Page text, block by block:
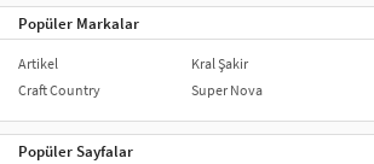
bir etki yaratır. Hem estetik hem de fonksiyonel
ve sürücüler için yaratıcı bir ifade biçimi sunar.
Popüler Markalar
Artikel
Craft Country
Kral Şakir
Super Nova
Popüler Sayfalar